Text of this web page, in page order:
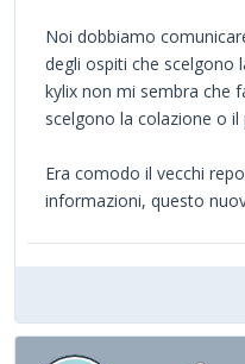
Noi dobbiamo
degli ospiti che scelgono
kylix non mi sembra che
scelgono la colazione o il
Era comodo il vecchi
informazioni, questo